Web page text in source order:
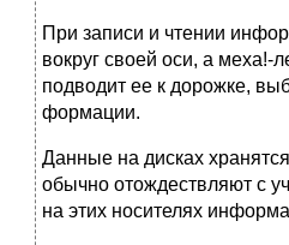
При записи и чтении
вокруг своей оси, а меха!-
подводит ее к дорожке,
формации.
Данные на дисках
обычно отождествляют с
на этих носителях